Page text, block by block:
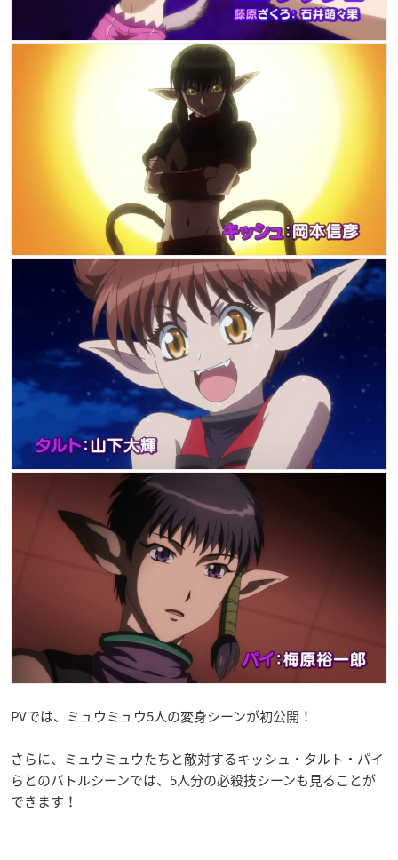
PVでは、ミュウミュウ5人の変身シーンが初公開！
さらに、ミュウミュウたちと敵対するキッシュ・タルト・パイ
らとのバトルシーンでは、5人分の必殺技シーンも見ることが
できます！